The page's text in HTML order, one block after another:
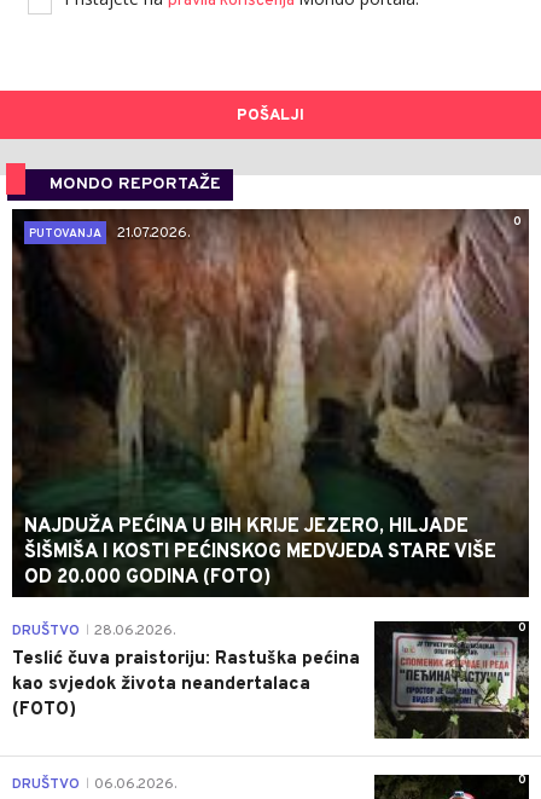
POŠALJI
MONDO REPORTAŽE
0
PUTOVANJA
21.07.2026.
NAJDUŽA PEĆINA U BIH KRIJE JEZERO, HILJADE
ŠIŠMIŠA I KOSTI PEĆINSKOG MEDVJEDA STARE VIŠE
OD 20.000 GODINA (FOTO)
0
DRUŠTVO 28.06.2026.
Teslić čuva praistoriju: Rastuška pećina
kao svjedok života neandertalaca
(FOTO)
0
DRUŠTVO 06.06.2026.